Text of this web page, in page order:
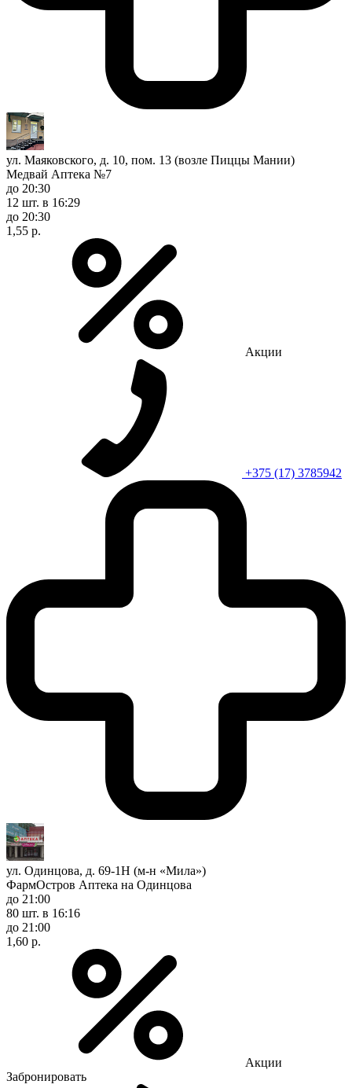
ул. Маяковского, д. 10, пом. 13 (возле Пиццы Мании)
Медвай Аптека №7
до 20:30
12 шт. в 16:29
до 20:30
1,55 р.
Акции
+375 (17) 3785942
ул. Одинцова, д. 69-1Н (м-н «Мила»)
ФармОстров Аптека на Одинцова
до 21:00
80 шт. в 16:16
до 21:00
1,60 р.
Акции
Забронировать